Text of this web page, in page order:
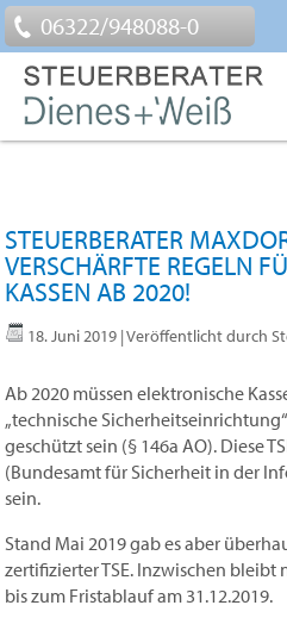
06322/948088-0
STEUERBERATER
VERSCHÄRFTE REGELN
KASSEN AB 2020!
18. Juni 2019 | Veröffentlicht durch
Ab 2020 müssen elektronische
„technische
geschützt sein (§ 146a AO). Diese
(Bundesamt für Sicherheit in der
sein.
Stand Mai 2019 gab es aber
zertifizierter TSE. Inzwischen bleibt
bis zum Fristablauf am 31.12.2019.